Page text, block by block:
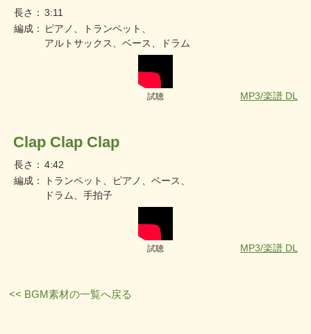
長さ： 3:11
編成：
ピアノ、トランペット、
アルトサックス、ベース、ドラム
MP3/楽譜 DL
試聴
Clap Clap Clap
長さ： 4:42
編成：
トランペット、ピアノ、ベース、
ドラム、手拍子
MP3/楽譜 DL
試聴
<< BGM素材の一覧へ戻る